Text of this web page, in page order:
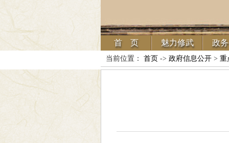
首 页 魅力修武 政
当前位置： 首页 -> 政府信息公开> 重